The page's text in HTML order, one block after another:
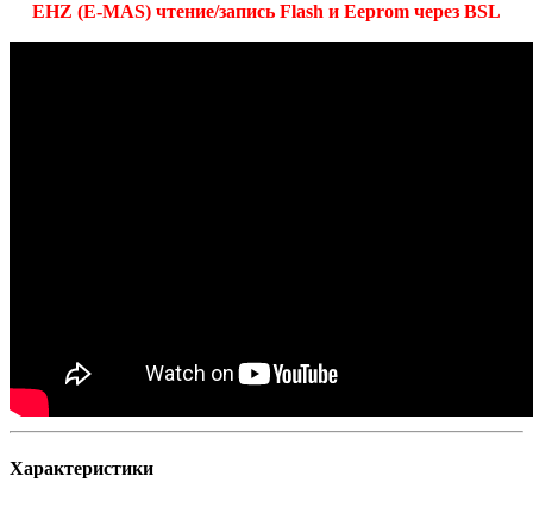
EHZ (E-MAS) чтение/запись Flash и Eeprom через BSL
Характеристики